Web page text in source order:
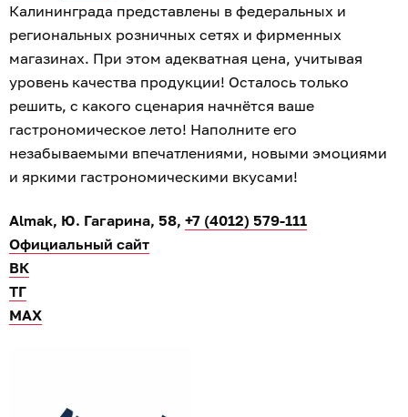
Калининграда представлены в федеральных и
региональных розничных сетях и фирменных
магазинах. При этом адекватная цена, учитывая
уровень качества продукции! Осталось только
решить, с какого сценария начнётся ваше
гастрономическое лето! Наполните его
незабываемыми впечатлениями, новыми эмоциями
и яркими гастрономическими вкусами!
Almak, Ю. Гагарина, 58, +7 (4012) 579-111
Официальный сайт
ВК
ТГ
МАХ